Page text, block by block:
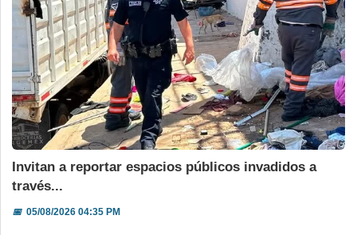
Invitan a reportar espacios públicos invadidos a
través...
📅05/08/2026 04:35 PM